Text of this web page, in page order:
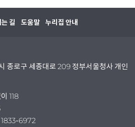
길 도움말 누리집 안내
종로구 세종대로 209 정부서울청사 개인
118
1833-6972